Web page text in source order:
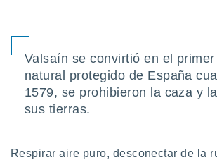
que
se
Valsaín se convirtió en el
natural protegido de España
1579, se prohibieron la caza y
sus tierras.
Respirar aire puro, desconectar de la